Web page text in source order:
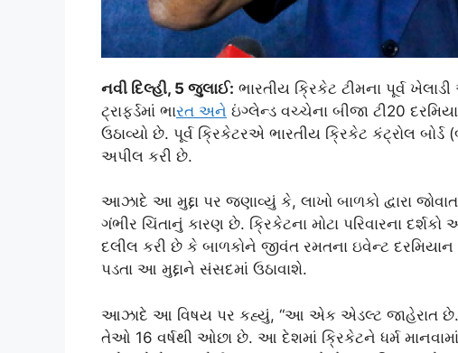
નવી દિલ્હી, 5 જુલાઈ: ભારતીય ક્રિકેટ ટીમના પૂર્વ
ટ્રાફર્ડમાં ભારત અન ઇંગ્લેન્ડ વચ્ચેના બીજા ટી20
ઉઠાવ્યો છે. પૂર્વ ક્રિકેટરએ ભારતીય ક્રિકેટ કંટ્રોલ
અપીલ કરી છે.
આઝાદે આ મુદ્દા પર જણાવ્યું કે, લાખો બાળકો દ્વારા
ગંભીર ચિંતાનું કારણ છે. ક્રિકેટના મોટા પરિવારના
દલીલ કરી છે કે બાળકોને જીવંત રમતના ઇવેન્ટ
પડતા આ મુદ્દાને સંસદમાં ઉઠાવાશે.
આઝાદે આ વિષય પર કહ્યું, “આ એક એડલ્ટ જાહેરાત છે.
તેઓ 16 વર્ષથી ઓછા છે. આ દેશમાં ક્રિકેટને ધર્મ